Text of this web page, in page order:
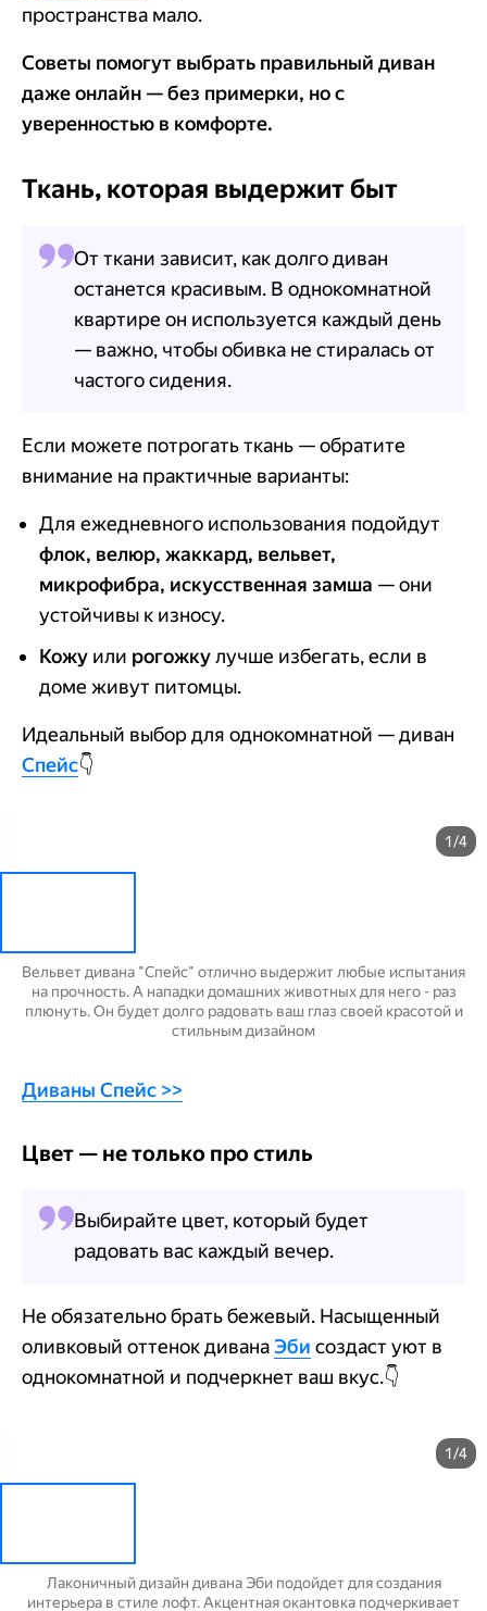
пространства мало.
Советы помогут выбрать правильный диван
даже онлайн — без примерки, но с
уверенностью в комфорте.
Ткань, которая выдержит быт
От ткани зависит, как долго диван
останется красивым. В однокомнатной
квартире он используется каждый день
— важно, чтобы обивка не стиралась от
частого сидения.
Если можете потрогать ткань — обратите
внимание на практичные варианты:
Для ежедневного использования подойдут
флок, велюр, жаккард, вельвет,
микрофибра, искусственная замша — они
устойчивы к износу.
Кожу или рогожкулучше избегать, если в
доме живут питомцы.
Идеальный выбор для однокомнатной — диван
Спейс👇
1/4
Вельвет дивана "Спейс" отлично выдержит любые испытания
на прочность. А нападки домашних животных для него - раз
плюнуть. Он будет долго радовать ваш глаз своей красотой и
стильным дизайном
Диваны Спейс >>
Цвет — не только про стиль
Выбирайте цвет, который будет
радовать вас каждый вечер.
Не обязательно брать бежевый. Насыщенный
оливковый оттенок диванаЭби создаст уют в
однокомнатной и подчеркнет ваш вкус.👇
1/4
Лаконичный дизайн дивана Эби подойдет для создания
интерьера в стиле лофт. Акцентная окантовка подчеркивает